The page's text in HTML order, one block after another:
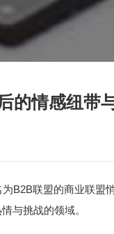
的情感纽带
B2B联盟的商业联盟
与挑战的领域。